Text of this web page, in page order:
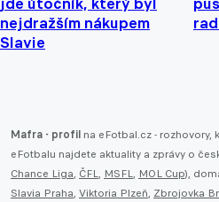
nejdražším nákupem
Slavie
Mafra - profil na eFotbal.cz - rozhovory,
eFotbalu najdete aktuality a zprávy o
Chance Liga, ČFL, MSFL, MOL Cup),
Slavia Praha, Viktoria Plzeň, Zbrojovka